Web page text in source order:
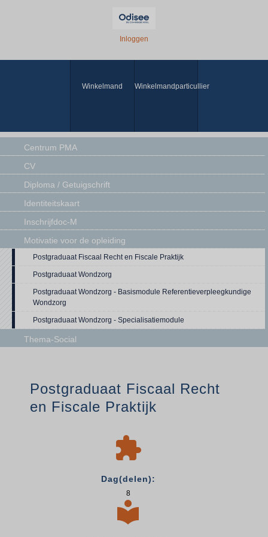
Inloggen
Winkelmand Winkelmandparticullier
Centrum PMA
CV
Diploma / Getuigschrift
Identiteitskaart
Inschrijfdoc-M
Motivatie voor de opleiding
Postgraduaat Fiscaal Recht en Fiscale Praktijk
Postgraduaat Wondzorg
Postgraduaat Wondzorg - Basismodule Referentieverpleegkundige
Wondzorg
Postgraduaat Wondzorg - Specialisatiemodule
Thema-Social
Postgraduaat Fiscaal Recht
en Fiscale Praktijk

Dag(delen):
8
